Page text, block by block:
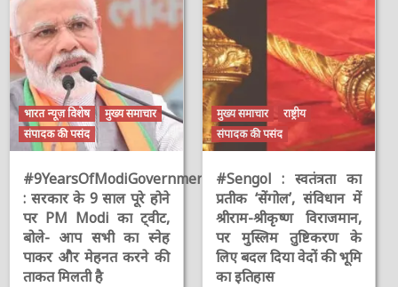
भारत न्यूज़ विशेष
मुख्य समाचार
संपादक की पसंद
#9YearsOfModiGovernment
: सरकार के 9 साल पूरे होने
पर PM Modi का ट्वीट,
बोले- आप सभी का स्नेह
पाकर और मेहनत करने की
ताकत मिलती है
मुख्य समाचार
राष्ट्रीय
संपादक की पसंद
#Sengol : स्वतंत्रता का
प्रतीक ‘सेंगोल’, संविधान में
श्रीराम-श्रीकृष्ण विराजमान,
पर मुस्लिम तुष्टिकरण के
लिए बदल दिया वेदों की भूमि
का इतिहास